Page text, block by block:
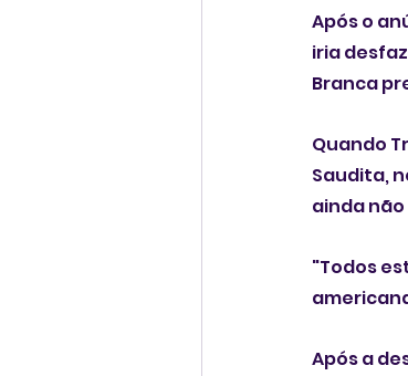
Após o
iria
Branca
Quando
Saudita,
ainda
"Todos
Após a